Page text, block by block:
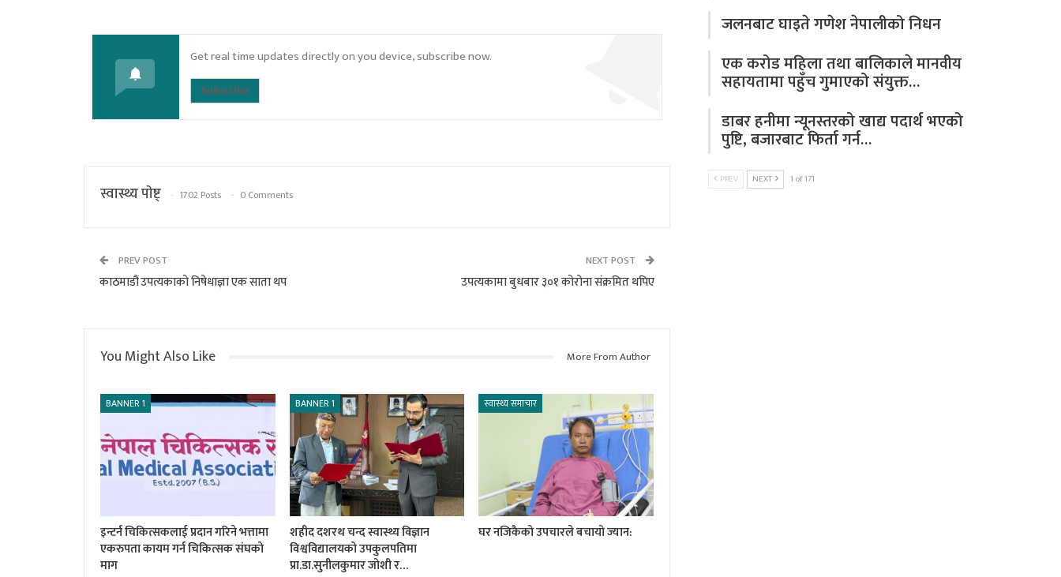
Get real time updates directly on you device, subscribe now.
Subscribe
स्वास्थ्य पाेष्ट् 1702 Posts 0 Comments
PREV POST
काठमाडौं उपत्यकाको निषेधाज्ञा एक साता थप
NEXT POST
उपत्यकामा बुधबार ३०१ कोरोना संक्रमित थपिए
You Might Also Like More From Author
BANNER 1
इन्टर्न चिकित्सकलाई प्रदान गरिने भत्तामा
एकरुपता कायम गर्न चिकित्सक संघको
माग
BANNER 1
शहीद दशरथ चन्द स्वास्थ्य विज्ञान
विश्वविद्यालयको उपकुलपतिमा
प्रा.डा.सुनीलकुमार जोशी र…
स्वास्थ्य समाचार
घर नजिकैको उपचारले बचायो ज्यान:
जलनबाट घाइते गणेश नेपालीको निधन
एक करोड महिला तथा बालिकाले मानवीय
सहायतामा पहुँच गुमाएको संयुक्त…
डाबर हनीमा न्यूनस्तरको खाद्य पदार्थ भएको
पुष्टि, बजारबाट फिर्ता गर्न…
PREV NEXT 1 of 171